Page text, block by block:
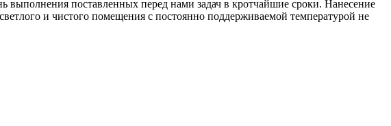
поставленных перед нами задач в кротчайшие сроки. Нанесение
и чистого помещения с постоянно поддерживаемой температурой не